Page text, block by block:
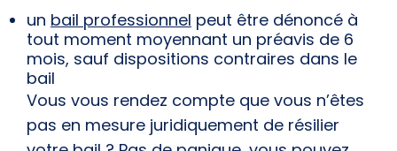
un bail professionnel peut être dénoncé à
tout moment moyennant un préavis de 6
mois, sauf dispositions contraires dans le
bail
Vous vous rendez compte que vous n’êtes
pas en mesure juridiquement de résilier